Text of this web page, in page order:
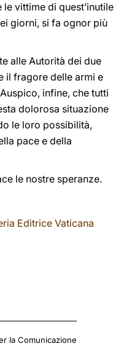
vittime di quest’inutile
giorni, si fa ognor più
alle Autorità dei due
il fragore delle armi e
infine, che tutti
dolorosa situazione
le loro possibilità,
pace e della
le nostre speranze.
Editrice Vaticana
la Comunicazione